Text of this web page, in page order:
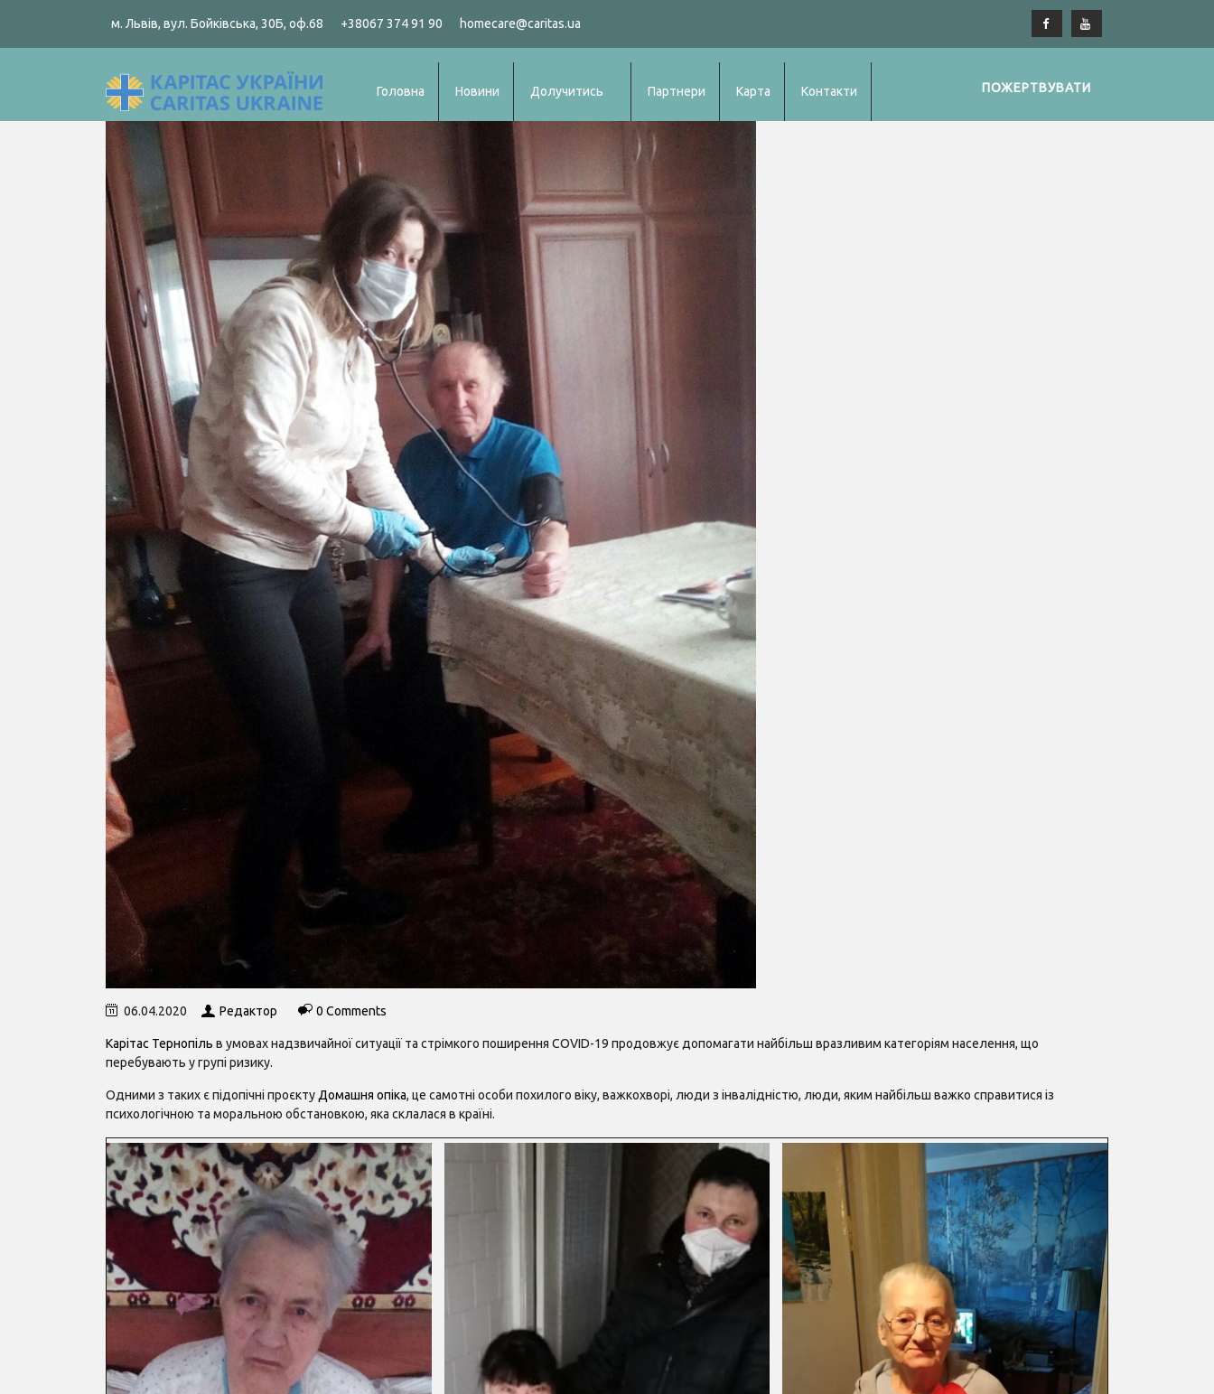
м. Львів, вул. Бойківська, 30Б, оф.68 +38067 374 91 90 homecare@caritas.ua
Головна Новини Долучитись Партнери Карта Контакти ПОЖЕРТВУВАТИ
06.04.2020 Редактор 0 Comments
Карітас Тернопіль в умовах надзвичайної ситуації та стрімкого поширення COVID-19 продовжує допомагати найбільш вразливим категоріям населення, що
перебувають у групі ризику.
Одними з таких є підопічні проєкту Домашня опіка, це самотні особи похилого віку, важкохворі, люди з інвалідністю, люди, яким найбільш важко справитися із
психологічною та моральною обстановкою, яка склалася в країні.